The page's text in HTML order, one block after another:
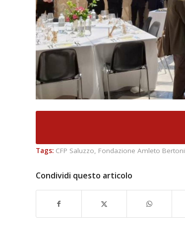
Tags: CFP Saluzzo, Fondazione Amleto Bertoni
Condividi questo articolo